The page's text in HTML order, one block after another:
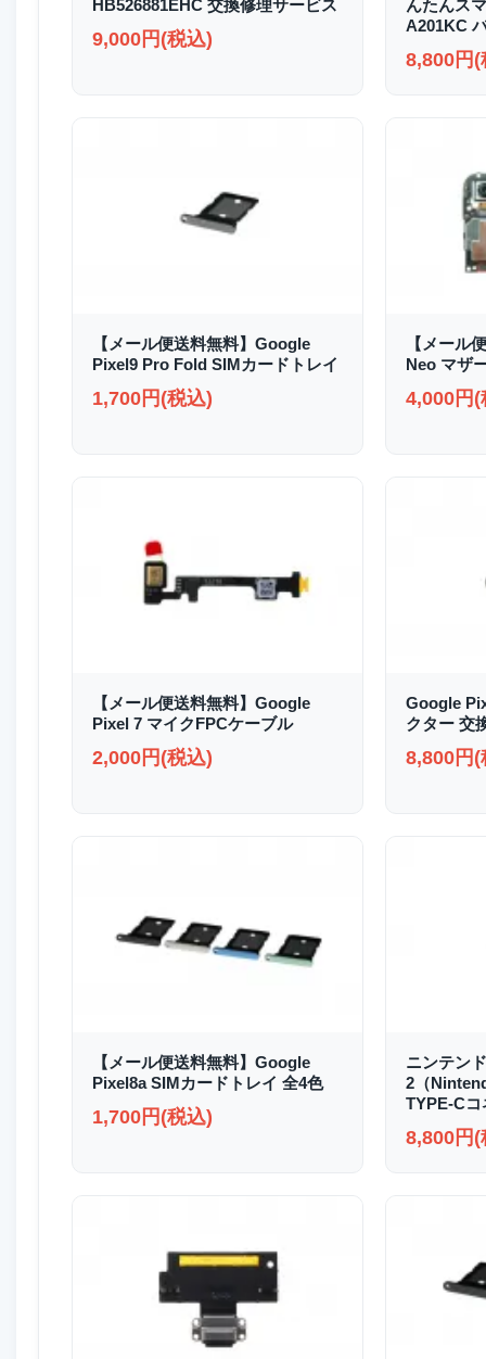
HB526881EHC 交換修理サービス
9,000円(税込)
んたんス
A201KC
8,800円(
【メール便送料無料】Google
Pixel9 Pro Fold SIMカードトレイ
1,700円(税込)
【メール
Neo マザ
4,000円(
【メール便送料無料】Google
Pixel 7 マイクFPCケーブル
2,000円(税込)
Google
クター 交
8,800円(
【メール便送料無料】Google
Pixel8a SIMカードトレイ 全4色
1,700円(税込)
ニンテン
2（
TYPE-C
8,800円(